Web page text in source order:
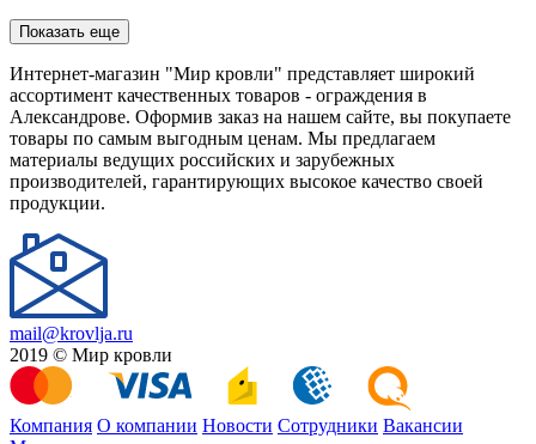
Показать еще
Интернет-магазин "Мир кровли" представляет широкий
ассортимент качественных товаров - ограждения в
Александрове. Оформив заказ на нашем сайте, вы покупаете
товары по самым выгодным ценам. Мы предлагаем
материалы ведущих российских и зарубежных
производителей, гарантирующих высокое качество своей
продукции.
mail@krovlja.ru
2019 © Мир кровли
Компания О компании Новости Сотрудники Вакансии